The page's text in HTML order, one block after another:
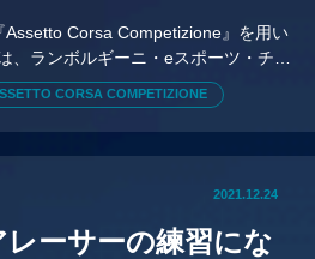
Corsa Competizione』を用い
ランボルギーニ・eスポーツ・チー
。
CORSA COMPETIZIONE
2021.12.24
ーサーの練習にな